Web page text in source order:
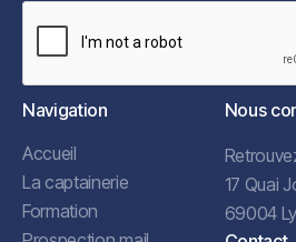
Navigation
Accueil
La captainerie
Formation
Nous
17 Quai
69004